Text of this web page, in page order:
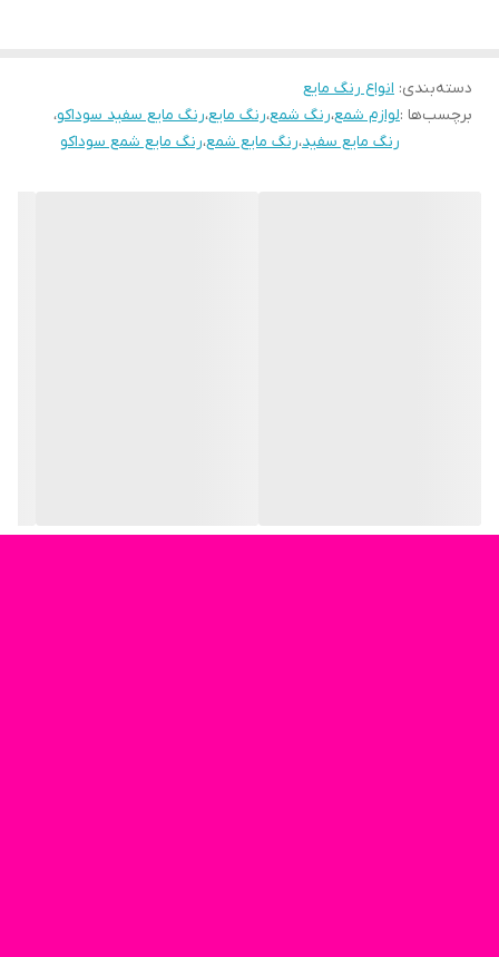
دسته‌بندی: انواع رنگ مایع
برچسب‌ها :لوازم شمع،رنگ شمع،رنگ مایع،رنگ مایع سفید سوداکو،
رنگ مایع سفید،رنگ مایع شمع،رنگ مایع شمع سوداکو